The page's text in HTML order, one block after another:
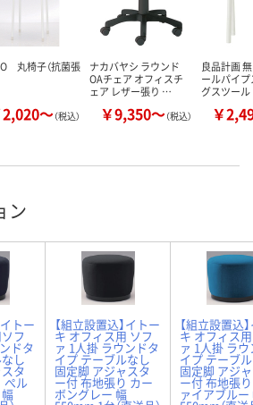
丸椅子（抗菌張
2,020～（税込）
ナカバヤシ ラウンド
OAチェア オフィスチ
ェア レザー張り …
￥9,350～（税込）
良品計画
ールパイ
グスツール
￥
ン
トー
フ
ドタ
し
タ
ぺル
【組立設置込】イトー
キ オフィス用 ソフ
ァ 1人掛 ラウンドタ
イプ テーブルなし
固定脚 アジャスタ
ー付 布地張り カー
ボングレー 幅
【組立設置込
キ オフィス
ァ 1人掛 ラ
イプ テーブ
固定脚 アジ
ー付 布地張
ァイアブルー